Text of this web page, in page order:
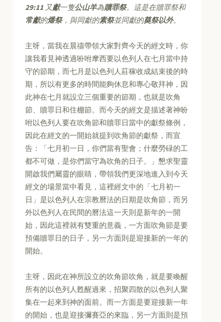
29:11 又獻一隻公山羊為贖罪祭。這是在贖罪祭和
常獻的燔祭，與同獻的素祭並同獻的奠祭以外。
主呀，當我在晨禱帶領大家對齊今天的經文時，你
讓我看見神透過吩咐摩西要以色列人在七月當中持
守的節期，而七月是以色列人莊稼收成結束後的時
期，所以有更多的時間能夠休息和專心敬拜神，因
此神在七月就設立三個重要的節期，也就是吹角
節、贖罪日和住棚節。而今天的經文是描述著神吩
咐以色列人要在吹角節和贖罪日當中的獻祭條例，
因此在經文的一開始就提到吹角節的獻祭，而宣
告：「七月初一日，你們當有聖會；什麼勞碌的工
都不可做，是你們當守為吹角的日子。」懇求聖靈
開啟我們屬靈的眼睛，帶領我們更深地進入到今天
經文的場景當中看見，這裡經文中的「七月初一
日」是以色列人在宗教曆法的日期是吹角節，而另
外以色列人在民間的曆法這一天則是新年的一開
始，因此這裡就有雙重的意義，一方面吹角節是要
預備贖罪日的日子，另一方面則是迎接新的一年的
開始。
主呀，因此在神所設立的吹角節吹角，就是要喚醒
所有的以色列人甦醒過來，招聚四散的以色列人聚
集在一起來到神的面前。而一方面是要迎接新一年
的開始，也是迎接彌賽亞的來臨，另一方面則是預